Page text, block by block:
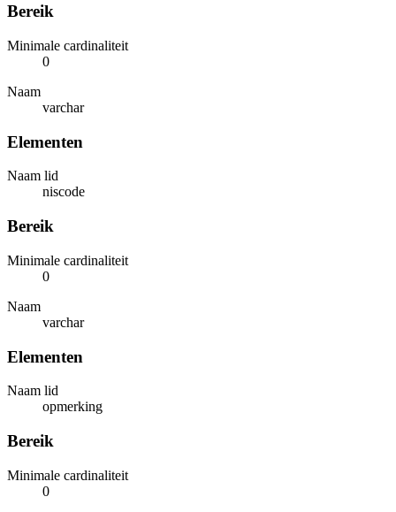
Bereik
Minimale cardinaliteit
0
Naam
varchar
Elementen
Naam lid
niscode
Bereik
Minimale cardinaliteit
0
Naam
varchar
Elementen
Naam lid
opmerking
Bereik
Minimale cardinaliteit
0